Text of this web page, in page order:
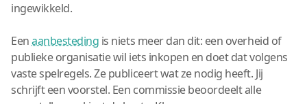
ingewikkeld.
Eenaanbesteding is niets meer dan dit: een overheid of
publieke organisatie wil iets inkopen en doet dat volgens
vaste spelregels. Ze publiceert wat ze nodig heeft. Jij
schrijft een voorstel. Een commissie beoordeelt alle